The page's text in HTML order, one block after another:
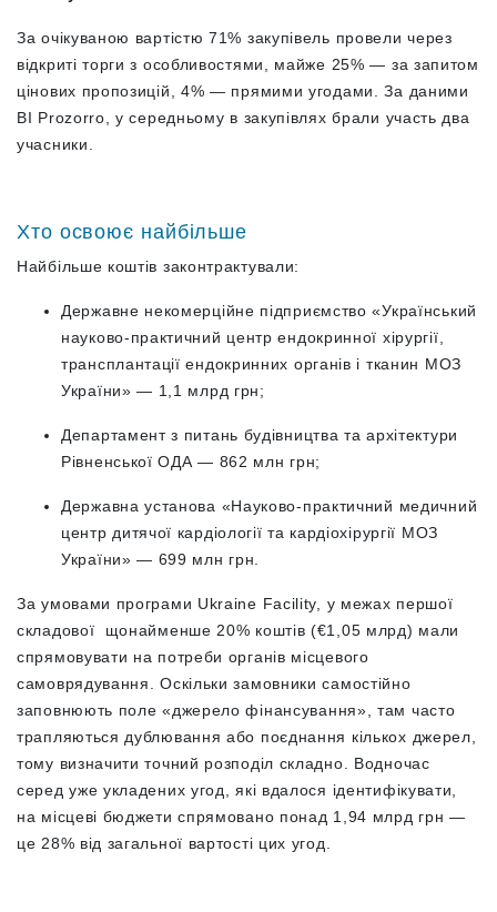
За очікуваною вартістю 71% закупівель провели через
відкриті торги з особливостями, майже 25% — за запитом
цінових пропозицій, 4% — прямими угодами. За даними
BI Prozorro, у середньому в закупівлях брали участь два
учасники.
Хто освоює найбільше
Найбільше коштів законтрактували:
Державне некомерційне підприємство «Український
науково-практичний центр ендокринної хірургії,
трансплантації ендокринних органів і тканин МОЗ
України» — 1,1 млрд грн;
Департамент з питань будівництва та архітектури
Рівненської ОДА — 862 млн грн;
Державна установа «Науково-практичний медичний
центр дитячої кардіології та кардіохірургії МОЗ
України» — 699 млн грн.
За умовами програми Ukraine Facility, у межах першої
складової щонайменше 20% коштів (€1,05 млрд) мали
спрямовувати на потреби органів місцевого
самоврядування. Оскільки замовники самостійно
заповнюють поле «джерело фінансування», там часто
трапляються дублювання або поєднання кількох джерел,
тому визначити точний розподіл складно. Водночас
серед уже укладених угод, які вдалося ідентифікувати,
на місцеві бюджети спрямовано понад 1,94 млрд грн —
це 28% від загальної вартості цих угод.